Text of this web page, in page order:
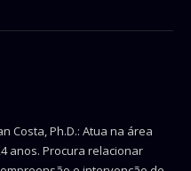
Costa, Ph.D.: Atua na área
anos. Procura relacionar